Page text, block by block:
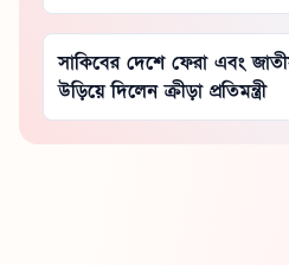
সাকিবের দেশে ফেরা এবং
উড়িয়ে দিলেন ক্রীড়া প্রতিমন্ত্রী